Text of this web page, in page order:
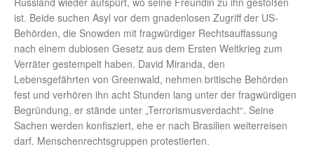
ist. Beide suchen Asyl vor dem gnadenlosen Zugriff der US-
Behörden, die Snowden mit fragwürdiger Rechtsauffassung
nach einem dubiosen Gesetz aus dem Ersten Weltkrieg zum
Verräter gestempelt haben. David Miranda, den
Lebensgefährten von Greenwald, nehmen britische Behörden
fest und verhören ihn acht Stunden lang unter der fragwürdigen
Begründung, er stände unter „Terrorismusverdacht“. Seine
Sachen werden konfisziert, ehe er nach Brasilien weiterreisen
darf. Menschenrechtsgruppen protestierten.